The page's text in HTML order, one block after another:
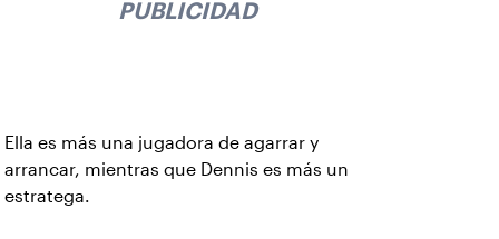
PUBLICIDAD
Ella es más una jugadora de agarrar y
arrancar, mientras que Dennis es más un
estratega.